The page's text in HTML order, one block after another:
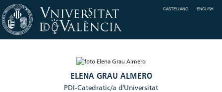
CASTELLANO ENGLISH
ELENA GRAU ALMERO
PDI-Catedratic/a d'Universitat